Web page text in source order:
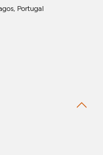
Portugal